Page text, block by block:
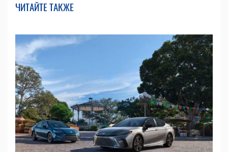
ЧИТАЙТЕ ТАКЖЕ